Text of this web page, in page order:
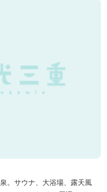
。サウナ、大浴場、露天風